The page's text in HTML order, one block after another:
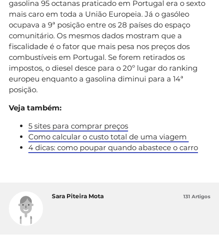
gasolina 95 octanas praticado em Portugal era o sexto
mais caro em toda a União Europeia. Já o gasóleo
ocupava a 9ª posição entre os 28 países do espaço
comunitário. Os mesmos dados mostram que a
fiscalidade é o fator que mais pesa nos preços dos
combustíveis em Portugal. Se forem retirados os
impostos, o diesel desce para o 20º lugar do ranking
europeu enquanto a gasolina diminui para a 14ª
posição.
Veja também:
5 sites para comprar preços
Como calcular o custo total de uma viagem
4 dicas: como poupar quando abastece o carro
Sara Piteira Mota 131 Artigos